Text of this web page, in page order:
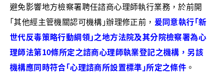
避免影響地方檢察署聘任諮商心理師執行業務，於前開
｢其他經主管機關認可機構｣辦理修正前， 爰同意執行｢新
世代反毒策略行動綱領｣之地方法院及其分院檢察署為心
理師法第10條所定之諮商心理師執業登記之機構，另該
機構應同時符合｢心理諮商所設置標準｣所定之條件 。